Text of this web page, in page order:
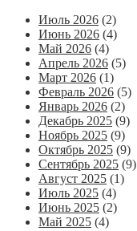
Июль 2026 (2)
Июнь 2026 (4)
Май 2026 (4)
Апрель 2026 (5)
Март 2026 (1)
Февраль 2026 (5)
Январь 2026 (2)
Декабрь 2025 (9)
Ноябрь 2025 (9)
Октябрь 2025 (9)
Сентябрь 2025 (9)
Август 2025 (1)
Июль 2025 (4)
Июнь 2025 (2)
Май 2025 (4)